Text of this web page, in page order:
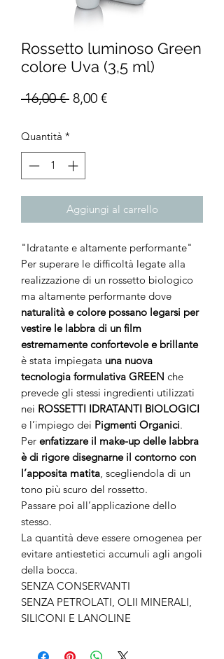
Rossetto luminoso Green
colore Uva (3,5 ml)
16,00 € Prezzo
8,00 €Prezzo
Quantità *
Aggiungi al carrello
"Idratante e altamente performante"
Per superare le difficoltà legate alla
realizzazione di un rossetto biologico
ma altamente performante dove
naturalità e colore possano legarsi per
vestire le labbra di un film
estremamente confortevole e brillante
è stata impiegata una nuova
tecnologia formulativa GREEN che
prevede gli stessi ingredienti utilizzati
nei ROSSETTI IDRATANTI BIOLOGICI
e l’impiego dei Pigmenti Organici.
Per enfatizzare il make-up delle labbra
è di rigore disegnarne il contorno con
l’apposita matita , scegliendola di un
tono più scuro del rossetto.
Passare poi all’applicazione dello
stesso.
La quantità deve essere omogenea per
evitare antiestetici accumuli agli angoli
della bocca.
SENZA CONSERVANTI
SENZA PETROLATI, OLII MINERALI,
SILICONI E LANOLINE